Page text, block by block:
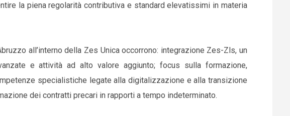
la piena regolarità contributiva e standard elevatissimi in materia
all’interno della Zes Unica occorrono: integrazione Zes-Zls, un
e attività ad alto valore aggiunto; focus sulla formazione,
specialistiche legate alla digitalizzazione e alla transizione
dei contratti precari in rapporti a tempo indeterminato.